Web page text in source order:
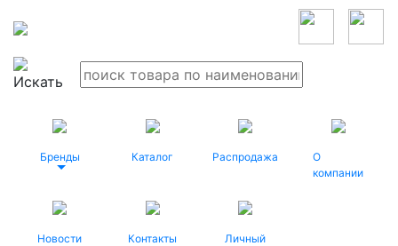
Бренды Каталог Распродажа
О
компании
Новости Контакты
Личный